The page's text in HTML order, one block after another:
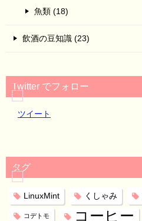
魚類 (18)
飲酒の豆知識 (23)
Twitter でフォロー
ツイート
タグ
LinuxMint くしゃみ
コデトモ コーヒー